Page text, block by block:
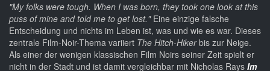
"My folks were tough. When I was born, they took one look at this
puss of mine and told me to get lost." Eine einzige falsche
Entscheidung und nichts im Leben ist, was und wie es war. Dieses
zentrale Film-Noir-Thema variiert The Hitch-Hikerbis zur Neige.
Als einer der wenigen klassischen Film Noirs seiner Zeit spielt er
nicht in der Stadt und ist damit vergleichbar mit Nicholas Rays Im